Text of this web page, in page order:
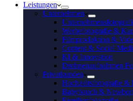
Leistungen
Unternehmen
Werbefotografie &
Filmproduktion &
Content & Social
KI & Innovation
Drohnenaufnahmen
Privatkunden
Hochzeitsfotografie &
Babybauch &